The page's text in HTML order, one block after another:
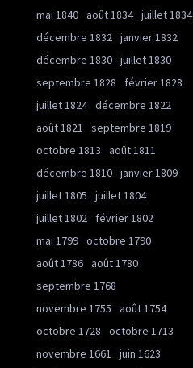
mai 1840 août 1834 juillet 1834
décembre 1832 janvier 1832
décembre 1830 juillet 1830
septembre 1828
février 1828
juillet 1824 décembre 1822
août 1821
septembre 1819
octobre 1813
août 1811
décembre 1810 janvier 1809
juillet 1805
juillet 1804
juillet 1802
février 1802
mai 1799 octobre 1790
août 1786 août 1780
septembre 1768
novembre 1755
août 1754
octobre 1728
octobre 1713
novembre 1661
juin 1623